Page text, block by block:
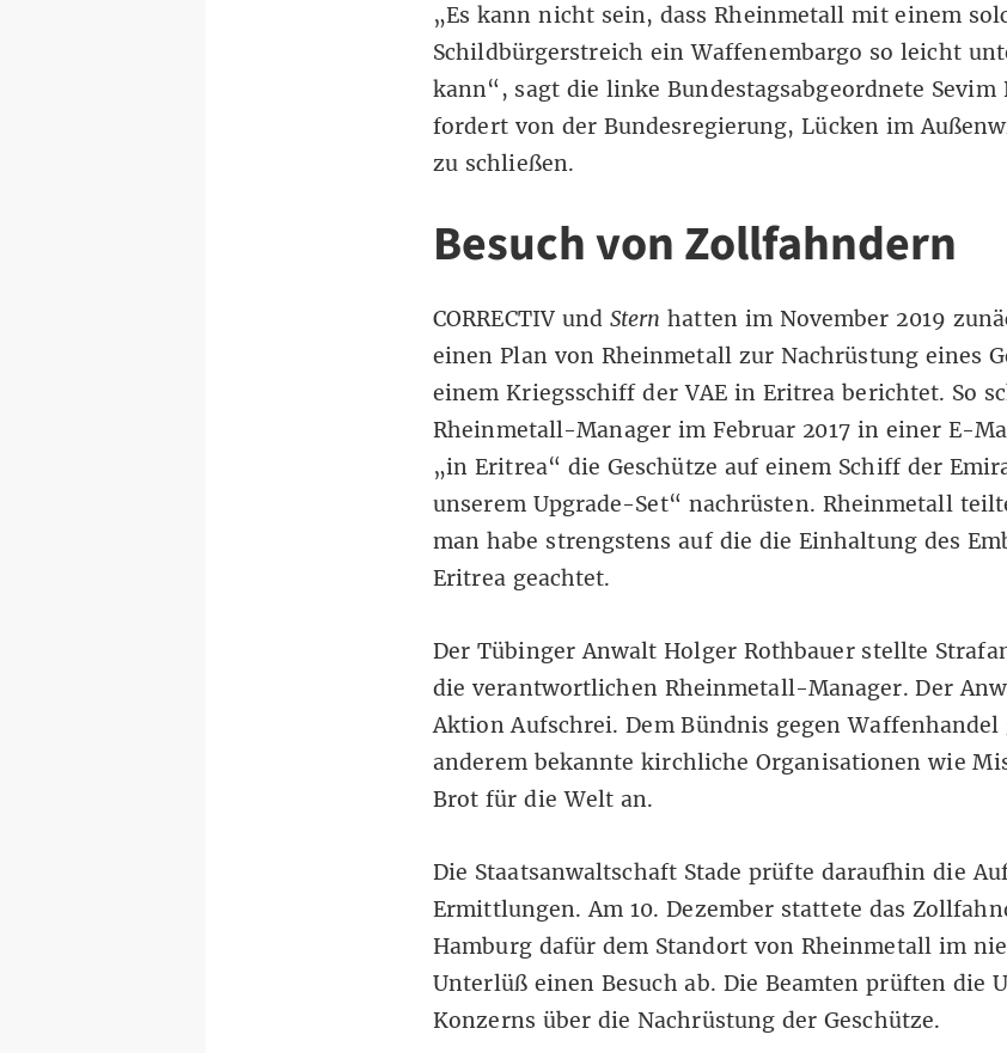
„Es kann nicht sein, dass Rheinmetall mit einem
Schildbürgerstreich ein Waffenembargo so leicht
kann“, sagt die linke Bundestagsabgeordnete Sevim
fordert von der Bundesregierung, Lücken im
zu schließen.
Besuch von Zollfahndern
CORRECTIV und Stern hatten im November 2019
einen Plan von Rheinmetall zur Nachrüstung eines
einem Kriegsschiff der VAE in Eritrea berichtet. So
Rheinmetall-Manager im Februar 2017 in einer E-
„in Eritrea“ die Geschütze auf einem Schiff der
unserem Upgrade-Set“ nachrüsten. Rheinmetall
man habe strengstens auf die die Einhaltung des
Eritrea geachtet.
Der Tübinger Anwalt Holger Rothbauer stellte
die verantwortlichen Rheinmetall-Manager. Der
Aktion Aufschrei. Dem Bündnis gegen
anderem bekannte kirchliche Organisationen wie
Brot für die Welt an.
Die Staatsanwaltschaft Stade prüfte daraufhin die
Ermittlungen. Am 10. Dezember stattete das
Hamburg dafür dem Standort von Rheinmetall im
Unterlüß einen Besuch ab. Die Beamten prüften die
Konzerns über die Nachrüstung der Geschütze.